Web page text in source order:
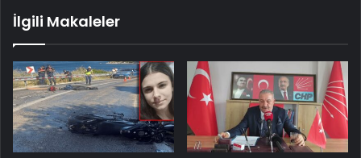
İlgili Makaleler